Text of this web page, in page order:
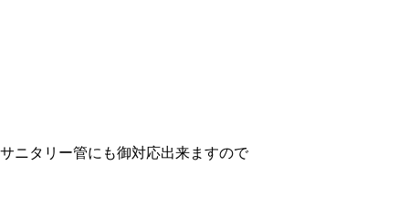
サニタリー管にも御対応出来ますので